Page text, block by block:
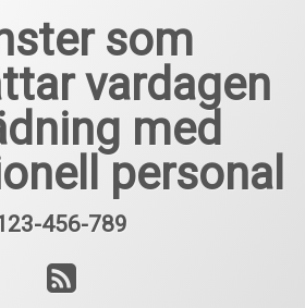
som
vardagen
med
personal
456-789
RSS